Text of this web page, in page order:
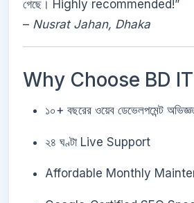
গেছে। Highly recommended!”
– Nusrat Jahan, Dhaka
Why Choose BD
১০+ বছরের ওয়েব ডেভেলপমেন্ট
২৪ ঘণ্টা Live Support
Affordable Monthly